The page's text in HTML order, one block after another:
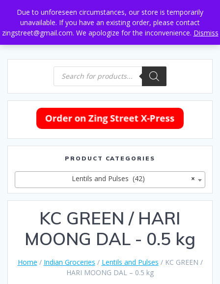
Due to unforeseen circumstances, our store is temporarily
unavailable. If you have an existing order, please contact
zingstreet@gmail.com. We apologize for the inconvenience. Dismiss
to
content
Products
search
PRODUCT CATEGORIES
×
Lentils and Pulses (42)
KC GREEN / HARI
MOONG DAL - 0.5 kg
Home / Indian Groceries / Lentils and Pulses / KC GREEN /
HARI MOONG DAL – 0.5 kg